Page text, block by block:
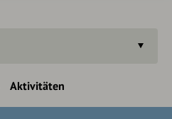
Aktivitäten